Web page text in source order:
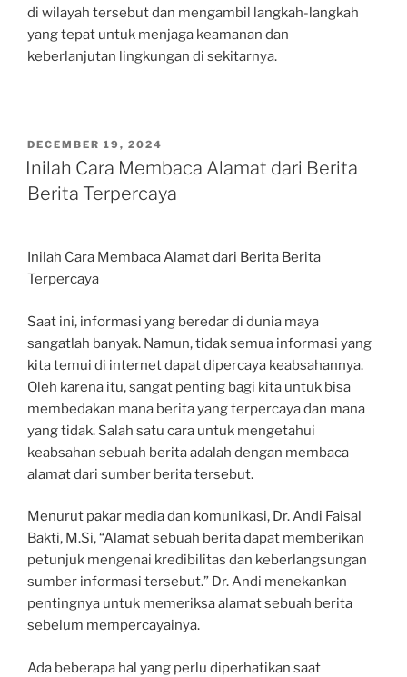
di wilayah tersebut dan mengambil langkah-langkah
yang tepat untuk menjaga keamanan dan
keberlanjutan lingkungan di sekitarnya.
POSTED
ON
DECEMBER 19, 2024
Inilah Cara Membaca Alamat dari Berita
Berita Terpercaya
Inilah Cara Membaca Alamat dari Berita Berita
Terpercaya
Saat ini, informasi yang beredar di dunia maya
sangatlah banyak. Namun, tidak semua informasi yang
kita temui di internet dapat dipercaya keabsahannya.
Oleh karena itu, sangat penting bagi kita untuk bisa
membedakan mana berita yang terpercaya dan mana
yang tidak. Salah satu cara untuk mengetahui
keabsahan sebuah berita adalah dengan membaca
alamat dari sumber berita tersebut.
Menurut pakar media dan komunikasi, Dr. Andi Faisal
Bakti, M.Si, “Alamat sebuah berita dapat memberikan
petunjuk mengenai kredibilitas dan keberlangsungan
sumber informasi tersebut.” Dr. Andi menekankan
pentingnya untuk memeriksa alamat sebuah berita
sebelum mempercayainya.
Ada beberapa hal yang perlu diperhatikan saat